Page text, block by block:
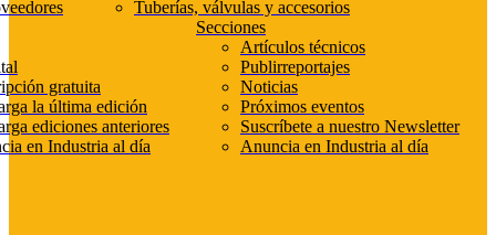
Tuberías, válvulas y accesorios
gratuita
la última edición
ediciones anteriores
en Industria al día
Secciones
Artículos técnicos
Publirreportajes
Noticias
Próximos eventos
Suscríbete a nuestro Newsletter
Anuncia en Industria al día